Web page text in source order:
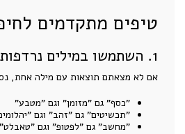
טיפים מתקדמים
1. השתמשו במילים נרדפות
אם לא מצאתם תוצאות עם מילה אחת,
"כסף" גם "מזומן" וגם "מטבע"
"תכשיטים" גם "זהב" וגם
"מחשב" גם "לפטופ" וגם "טאבלט"